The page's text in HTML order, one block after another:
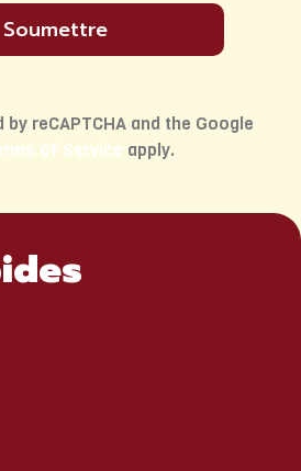
Soumettre
reCAPTCHA and the Google
of Service apply.